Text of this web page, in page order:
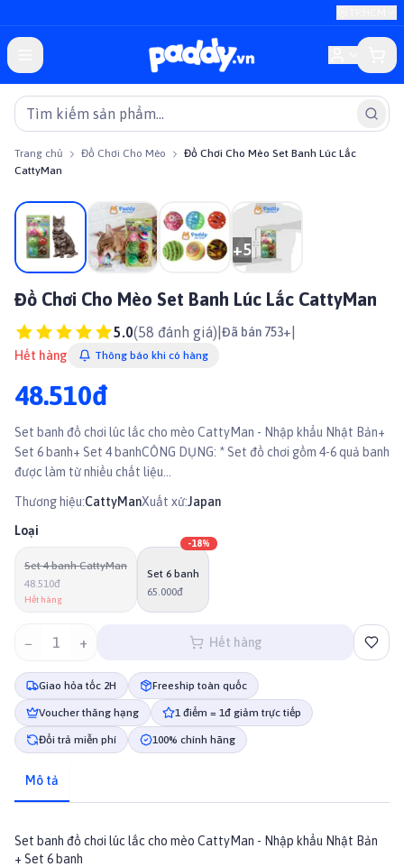
Trang chủ Đồ Chơi Cho Mèo
Đồ Chơi Cho Mèo Set Banh Lúc Lắc
CattyMan
+5
Đồ Chơi Cho Mèo Set Banh Lúc Lắc CattyMan
5.0(58 đánh giá) Đã bán 753+
Hết hàng Thông báo khi có hàng
48.510đ
Set banh đồ chơi lúc lắc cho mèo CattyMan - Nhập khẩu Nhật Bản+
Set 6 banh+ Set 4 banhCÔNG DỤNG: * Set đồ chơi gồm 4-6 quả banh
được làm từ nhiều chất liệu...
Thương hiệu:CattyManXuất xứ:Japan
Loại
Set 4 banh CattyMan
48.510đ
Hết hàng
Set 6 banh
65.000đ
-18%
− 1 + Hết hàng
Giao hỏa tốc 2H Freeship toàn quốc
Voucher thăng hạng 1 điểm = 1đ giảm trực tiếp
Đổi trả miễn phí 100% chính hãng
Mô tả
Set banh đồ chơi lúc lắc cho mèo CattyMan - Nhập khẩu Nhật Bản
+ Set 6 banh